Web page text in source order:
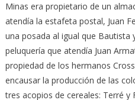
Minas era propietario de un
atendía la estafeta postal, Juan
una posada al igual que Bautista
peluquería que atendía Juan
propiedad de los hermanos
encausar la producción de las
tres acopios de cereales: Terré y